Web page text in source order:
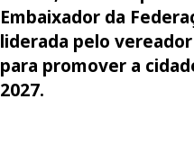
Embaixador da
liderada pelo
para promover a
2027.